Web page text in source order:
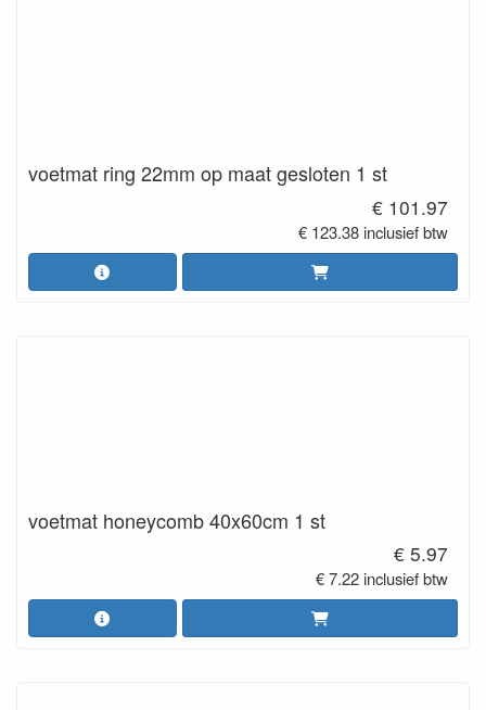
voetmat ring 22mm op maat gesloten 1 st
€ 101.97
€ 123.38 inclusief btw
voetmat honeycomb 40x60cm 1 st
€ 5.97
€ 7.22 inclusief btw